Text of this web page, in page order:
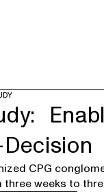
CPG
weeks to